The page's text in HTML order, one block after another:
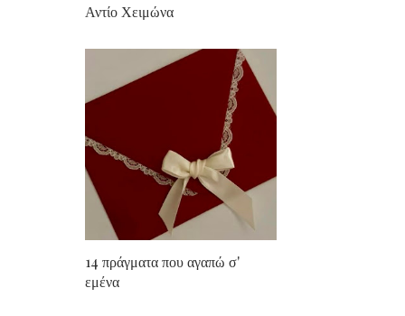
Αντίο Χειμώνα
14 πράγματα που αγαπώ σ'
εμένα